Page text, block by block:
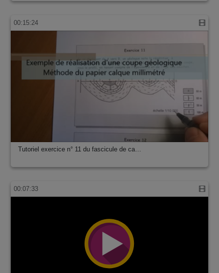
00:15:24
Tutoriel exercice n° 11 du fascicule de ca…
00:07:33